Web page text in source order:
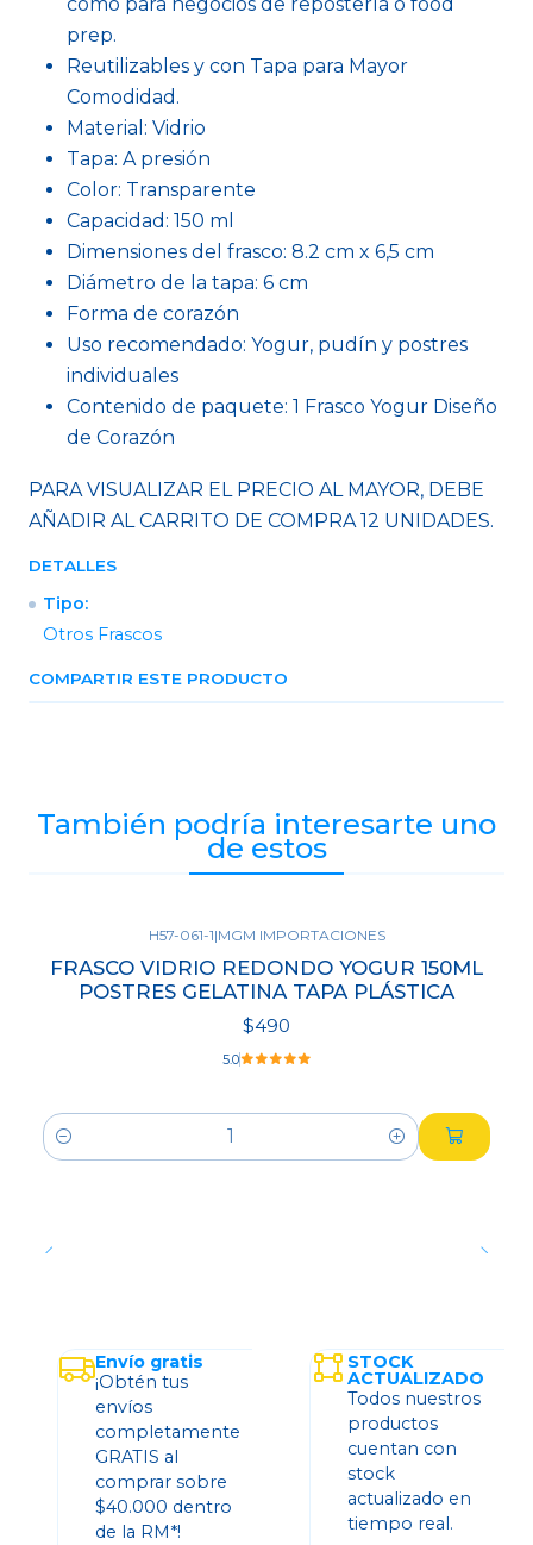
prep.
Reutilizables y con Tapa para Mayor
Comodidad.
Material: Vidrio
Tapa: A presión
Color: Transparente
Capacidad: 150 ml
Dimensiones del frasco: 8.2 cm x 6,5 cm
Diámetro de la tapa: 6 cm
Forma de corazón
Uso recomendado: Yogur, pudín y postres
individuales
Contenido de paquete: 1 Frasco Yogur Diseño
de Corazón
PARA VISUALIZAR EL PRECIO AL MAYOR, DEBE
AÑADIR AL CARRITO DE COMPRA 12 UNIDADES.
DETALLES
Tipo:
Otros Frascos
COMPARTIR ESTE PRODUCTO
También podría interesarte uno
de estos
H57-061-1|MGM IMPORTACIONES
FRASCO VIDRIO REDONDO YOGUR 150ML
POSTRES GELATINA TAPA PLÁSTICA
$490
5.0
Cantidad
Envío gratis
¡Obtén tus
envíos
completamente
GRATIS al
comprar sobre
$40.000 dentro
de la RM*!
STOCK
ACTUALIZADO
Todos nuestros
productos
cuentan con
stock
actualizado en
tiempo real.